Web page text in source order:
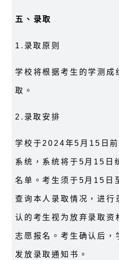
五、录取
1.录取原则
学校将根据考生的学测成
取。
2.录取安排
学校于2024年5月15日
系统，系统将于5月15日
名单。考生须于5月15日
查询本人录取情况，进行
认的考生视为放弃录取资
志愿报名。考生确认后，
发放录取通知书。